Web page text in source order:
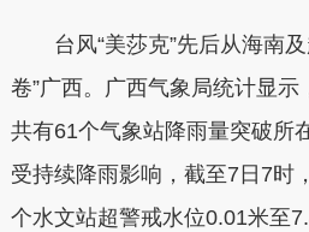
台风“美莎克”先后从海南
卷”广西。广西气象局统计显示
共有61个气象站降雨量突破所
受持续降雨影响，截至7日7时
个水文站超警戒水位0.01米至